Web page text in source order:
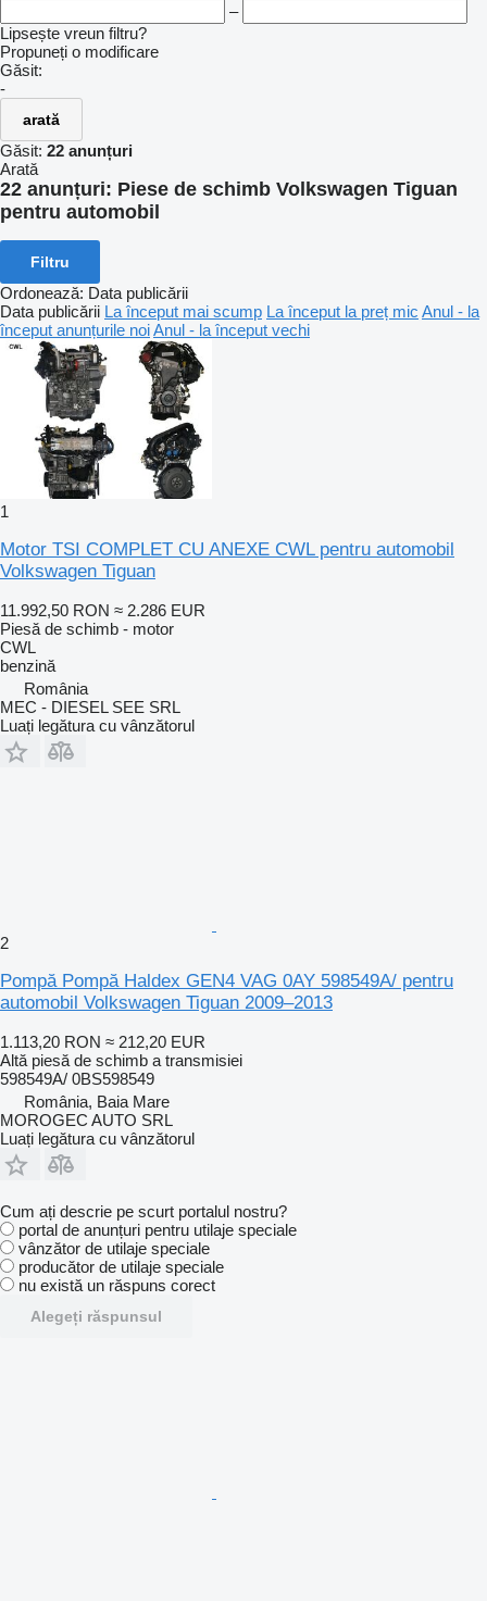
–
Lipsește vreun filtru?
Propuneți o modificare
Găsit:
-
arată
Găsit: 22 anunțuri
Arată
22 anunțuri: Piese de schimb Volkswagen Tiguan
pentru automobil
Filtru
Ordonează: Data publicării
Data publicării La început mai scump La început la preț mic Anul - la
început anunțurile noiAnul - la început vechi
1
Motor TSI COMPLET CU ANEXE CWL pentru automobil
Volkswagen Tiguan
11.992,50 RON ≈ 2.286 EUR
Piesă de schimb - motor
CWL
benzină
România
MEC - DIESEL SEE SRL
Luați legătura cu vânzătorul
2
Pompă Pompă Haldex GEN4 VAG 0AY 598549A/ pentru
automobil Volkswagen Tiguan 2009–2013
1.113,20 RON ≈ 212,20 EUR
Altă piesă de schimb a transmisiei
598549A/ 0BS598549
România, Baia Mare
MOROGEC AUTO SRL
Luați legătura cu vânzătorul
Cum ați descrie pe scurt portalul nostru?
portal de anunțuri pentru utilaje speciale
vânzător de utilaje speciale
producător de utilaje speciale
nu există un răspuns corect
Alegeți răspunsul